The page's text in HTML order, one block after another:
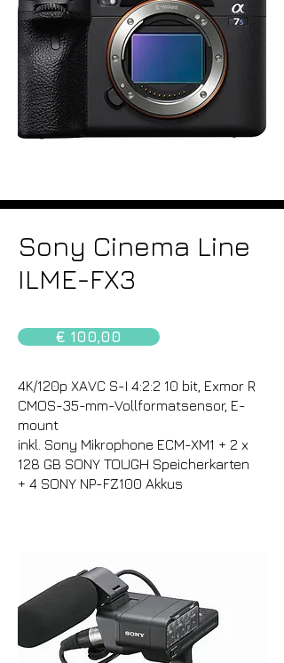
Sony Cinema Line
ILME-FX3
€ 100,00
4K/120p XAVC S-I 4:2:2 10 bit, Exmor R
CMOS-35-mm-Vollformatsensor, E-
mount
inkl. Sony Mikrophone ECM-XM1 + 2 x
128 GB SONY TOUGH Speicherkarten
+ 4 SONY NP-FZ100 Akkus